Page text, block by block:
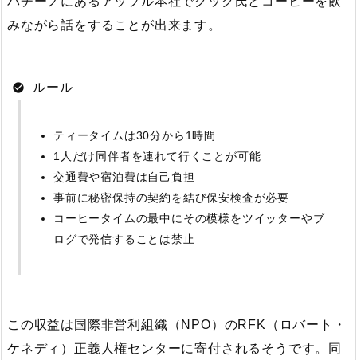
みながら話をすることが出来ます。
ルール
ティータイムは30分から1時間
1人だけ同伴者を連れて行くことが可能
交通費や宿泊費は自己負担
事前に秘密保持の契約を結び保安検査が必要
コーヒータイムの最中にその模様をツイッターやブ
ログで発信することは禁止
この収益は国際非営利組織（NPO）のRFK（ロバート・
ケネディ）正義人権センターに寄付されるそうです。同